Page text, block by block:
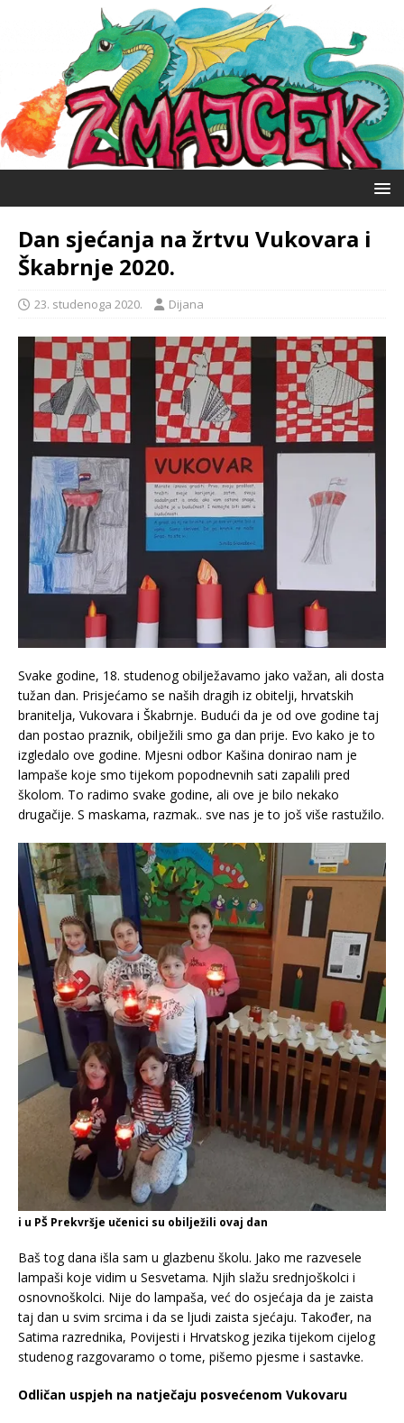
Dan sjećanja na žrtvu Vukovara i
Škabrnje 2020.
23. studenoga 2020. Dijana
Svake godine, 18. studenog obilježavamo jako važan, ali dosta
tužan dan. Prisjećamo se naših dragih iz obitelji, hrvatskih
branitelja, Vukovara i Škabrnje. Budući da je od ove godine taj
dan postao praznik, obilježili smo ga dan prije. Evo kako je to
izgledalo ove godine. Mjesni odbor Kašina donirao nam je
lampaše koje smo tijekom popodnevnih sati zapalili pred
školom. To radimo svake godine, ali ove je bilo nekako
drugačije. S maskama, razmak.. sve nas je to još više rastužilo.
i u PŠ Prekvršje učenici su obilježili ovaj dan
Baš tog dana išla sam u glazbenu školu. Jako me razvesele
lampaši koje vidim u Sesvetama. Njih slažu srednjoškolci i
osnovnoškolci. Nije do lampaša, već do osjećaja da je zaista
taj dan u svim srcima i da se ljudi zaista sjećaju. Također, na
Satima razrednika, Povijesti i Hrvatskog jezika tijekom cijelog
studenog razgovaramo o tome, pišemo pjesme i sastavke.
Odličan uspjeh na natječaju posvećenom Vukovaru